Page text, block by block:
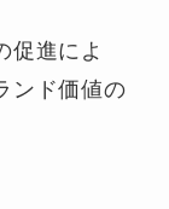
促進によ
ンド価値の